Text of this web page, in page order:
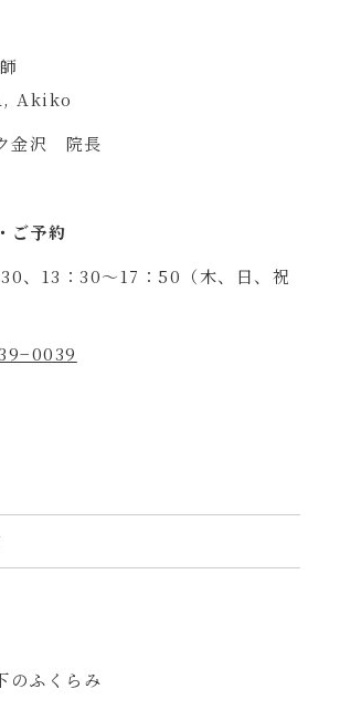
Akiko
金沢 院長
ご予約
、13：30～17：50（木、日、祝
のふくらみ